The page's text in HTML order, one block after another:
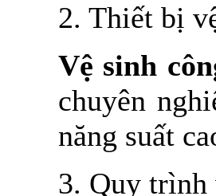
2. Thiết bị
Vệ sinh
chuyên
năng suất
3. Quy trình